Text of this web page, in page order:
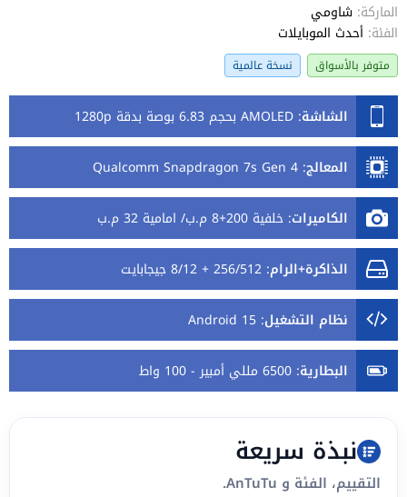
الماركة: شاومي
الفئة: أحدث الموبايلات
متوفر بالأسواق نسخة عالمية
الشاشة: AMOLED بحجم 6.83 بوصة بدقة 1280p
المعالج:
Qualcomm Snapdragon 7s Gen 4
الكاميرات: خلفية 200+8 م.ب/ امامية 32 م.ب
الذاكرة+الرام: 256/512 + 8/12 جيجابايت
نظام التشغيل:
Android 15
البطارية: 6500 مللي أمبير - 100 واط
نبذة سريعة
التقييم، الفئة و AnTuTu.